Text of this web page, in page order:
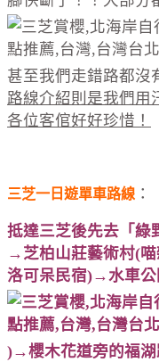
甚至我們走錯路都
路線介紹則是我們用
各位客倌好好珍惜！
三芝一日遊單車路線 ：
抵達三芝後先去「
→芝柏山莊藝術村(
洛可呆民宿)→水車
)→櫻木花道旁的福湖